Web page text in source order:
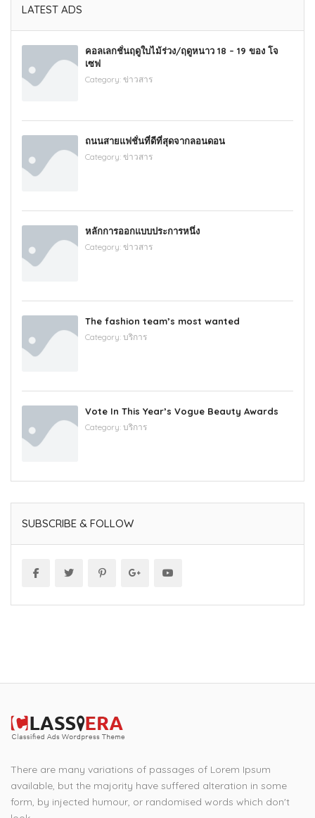
LATEST ADS
คอลเลกชั่นฤดูใบไม้ร่วง/ฤดูหนาว 18 – 19 ของ โจ
เซฟ
Category: ข่าวสาร
ถนนสายแฟชั่นที่ดีที่สุดจากลอนดอน
Category: ข่าวสาร
หลักการออกแบบประการหนึ่ง
Category: ข่าวสาร
The fashion team’s most wanted
Category: บริการ
Vote In This Year’s Vogue Beauty Awards
Category: บริการ
SUBSCRIBE & FOLLOW
There are many variations of passages of Lorem Ipsum
available, but the majority have suffered alteration in some
form, by injected humour, or randomised words which don't